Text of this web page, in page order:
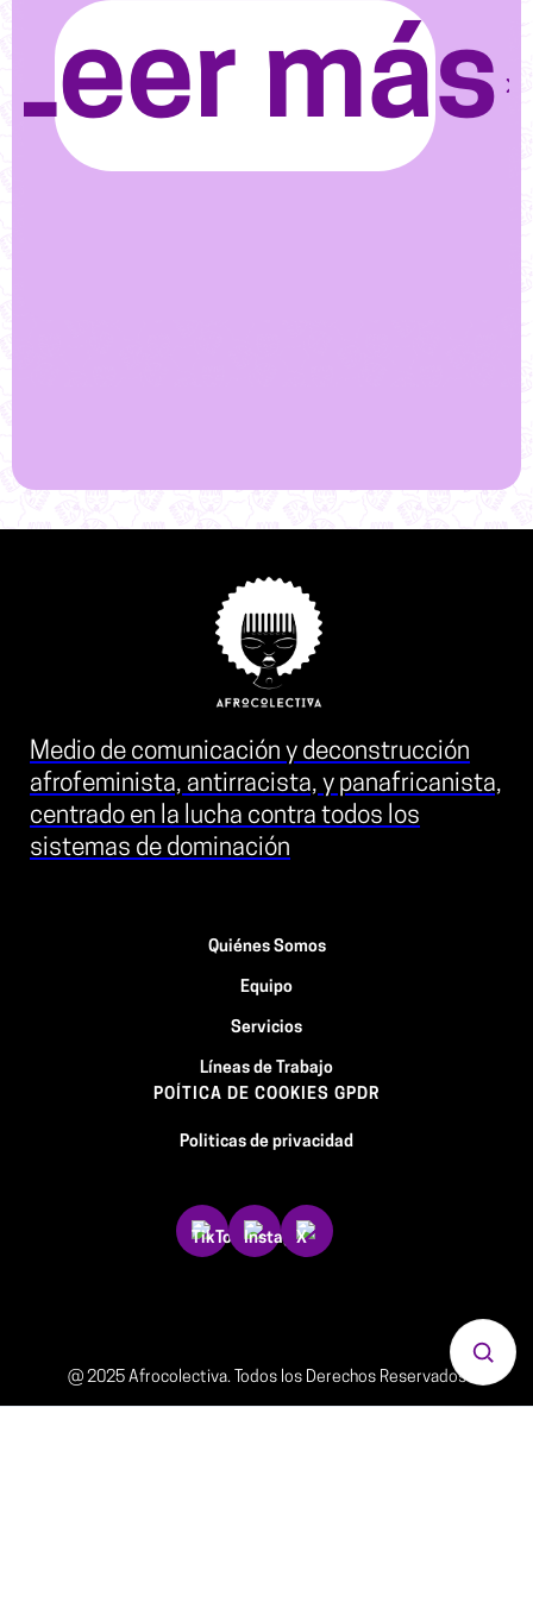
más
Medio de comunicación y deconstrucción
afrofeminista, antirracista, y panafricanista,
centrado en la lucha contra todos los
sistemas de dominación
Quiénes Somos
Equipo
Servicios
Líneas de Trabajo
POÍTICA DE COOKIES GPDR
Politicas de privacidad
@ 2025 Afrocolectiva. Todos los Derechos Reservados
Abrir